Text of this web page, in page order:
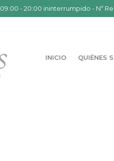
09:00 - 20:00 ininterrumpido - Nº
INICIO QUIÉNES